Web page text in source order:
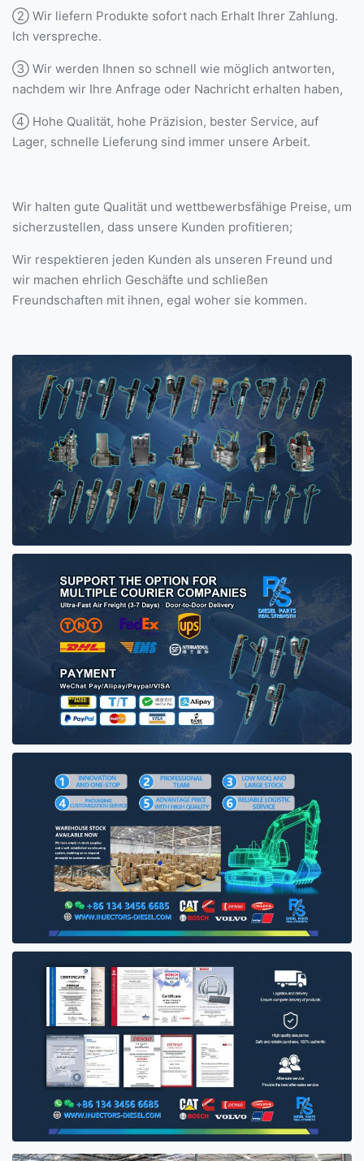
② Wir liefern Produkte sofort nach Erhalt Ihrer Zahlung.
Ich verspreche.
③ Wir werden Ihnen so schnell wie möglich antworten,
nachdem wir Ihre Anfrage oder Nachricht erhalten haben,
④ Hohe Qualität, hohe Präzision, bester Service, auf
Lager, schnelle Lieferung sind immer unsere Arbeit.
Wir halten gute Qualität und wettbewerbsfähige Preise, um
sicherzustellen, dass unsere Kunden profitieren;
Wir respektieren jeden Kunden als unseren Freund und
wir machen ehrlich Geschäfte und schließen
Freundschaften mit ihnen, egal woher sie kommen.